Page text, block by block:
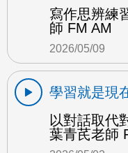
寫作思辨練
師 FM AM
2026/05/09
學習就是現
以對話取代
葉青芪老師